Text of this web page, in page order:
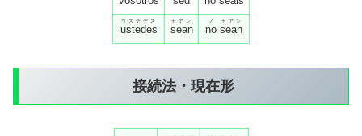
ustedes
ウステデス
sean
セアン
no
ノ
sean
セアン
接続法・現在形